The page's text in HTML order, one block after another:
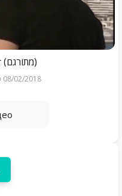
Natalia Oreiro - Vengo Del Mar (מתורגם)
08/02/2018